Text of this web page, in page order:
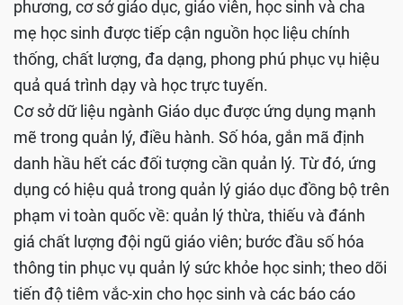
phương, cơ sở giáo dục, giáo viên, học sinh và cha
mẹ học sinh được tiếp cận nguồn học liệu chính
thống, chất lượng, đa dạng, phong phú phục vụ hiệu
quả quá trình dạy và học trực tuyến.
Cơ sở dữ liệu ngành Giáo dục được ứng dụng mạnh
mẽ trong quản lý, điều hành. Số hóa, gắn mã định
danh hầu hết các đối tượng cần quản lý. Từ đó, ứng
dụng có hiệu quả trong quản lý giáo dục đồng bộ trên
phạm vi toàn quốc về: quản lý thừa, thiếu và đánh
giá chất lượng đội ngũ giáo viên; bước đầu số hóa
thông tin phục vụ quản lý sức khỏe học sinh; theo dõi
tiến độ tiêm vắc-xin cho học sinh và các báo cáo